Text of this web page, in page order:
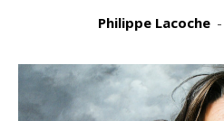
Philippe Lacoche -